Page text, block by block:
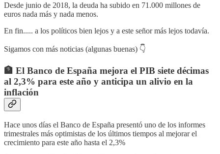
Desde junio de 2018, la deuda ha subido en 71.000 millones de
euros nada más y nada menos.
En fin..... a los políticos bien lejos y a este señor más lejos todavía.
Sigamos con más noticias (algunas buenas) 👇
🏦 El Banco de España mejora el PIB siete décimas
al 2,3% para este año y anticipa un alivio en la
inflación
Hace unos días el Banco de España presentó uno de los informes
trimestrales más optimistas de los últimos tiempos al mejorar el
crecimiento para este año hasta el 2,3%